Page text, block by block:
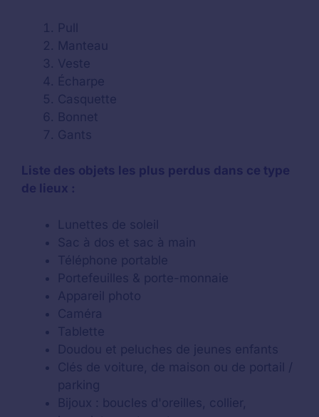
Pull
Manteau
Veste
Écharpe
Casquette
Bonnet
Gants
Liste des objets les plus perdus dans ce type
de lieux :
Lunettes de soleil
Sac à dos et sac à main
Téléphone portable
Portefeuilles & porte-monnaie
Appareil photo
Caméra
Tablette
Doudou et peluches de jeunes enfants
Clés de voiture, de maison ou de portail /
parking
Bijoux : boucles d'oreilles, collier,